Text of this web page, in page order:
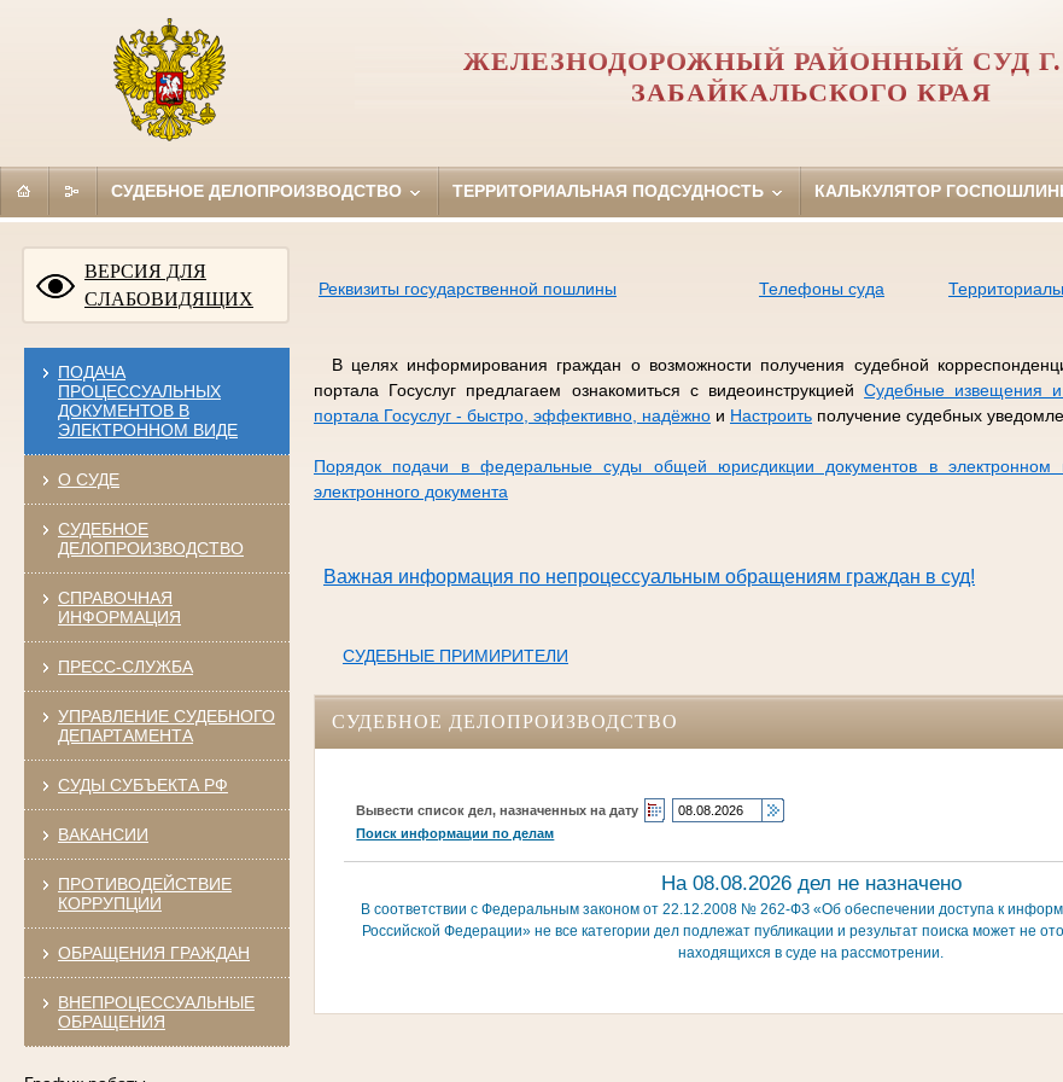
ЖЕЛЕЗНОДОРОЖНЫЙ РАЙОННЫЙ СУД
ЗАБАЙКАЛЬСКОГО КРАЯ
СУДЕБНОЕ ДЕЛОПРОИЗВОДСТВО ТЕРРИТОРИАЛЬНАЯ ПОДСУДНОСТЬ КАЛЬКУЛЯТОР
ВЕРСИЯ ДЛЯ
СЛАБОВИДЯЩИХ
ПОДАЧА
ПРОЦЕССУАЛЬНЫХ
ДОКУМЕНТОВ В
ЭЛЕКТРОННОМ ВИДЕ
О СУДЕ
СУДЕБНОЕ
ДЕЛОПРОИЗВОДСТВО
СПРАВОЧНАЯ
ИНФОРМАЦИЯ
ПРЕСС-СЛУЖБА
УПРАВЛЕНИЕ СУДЕБНОГО
ДЕПАРТАМЕНТА
СУДЫ СУБЪЕКТА РФ
ВАКАНСИИ
ПРОТИВОДЕЙСТВИЕ
КОРРУПЦИИ
ОБРАЩЕНИЯ ГРАЖДАН
ВНЕПРОЦЕССУАЛЬНЫЕ
ОБРАЩЕНИЯ
Реквизиты государственной пошлины Телефоны суда
В целях информирования граждан о возможности получения судебной
портала Госуслуг предлагаем ознакомиться с видеоинструкциейСудебные извещения
портала Госуслуг - быстро, эффективно, надёжнои Настроитьполучение судебных
Порядок подачи в федеральные суды общей юрисдикции документов в
электронного документа
Важная информация по непроцессуальным обращениям граждан в суд!
СУДЕБНЫЕ ПРИМИРИТЕЛИ
СУДЕБНОЕ ДЕЛОПРОИЗВОДСТВО
Вывести список дел, назначенных на дату
Поиск информации по делам
На 08.08.2026 дел не назначено
В соответствии с Федеральным законом от 22.12.2008 № 262-ФЗ «Об обеспечении доступа к
Российской Федерации» не все категории дел подлежат публикации и результат поиска может не
находящихся в суде на рассмотрении.